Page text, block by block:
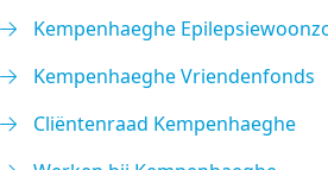
Kempenhaeghe
Kempenhaeghe Vriendenfonds
Cliëntenraad Kempenhaeghe